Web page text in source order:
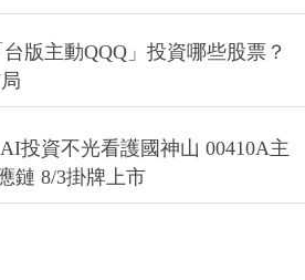
版主動QQQ」投資哪些股票？
投資不光看護國神山 00410A主
鏈 8/3掛牌上市